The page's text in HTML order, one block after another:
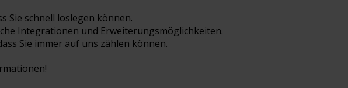
Sie schnell loslegen können.
Integrationen und Erweiterungsmöglichkeiten.
Sie immer auf uns zählen können.